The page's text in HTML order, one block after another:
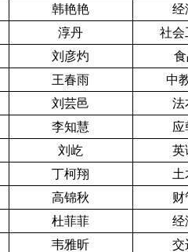
韩艳艳
经
淳丹
社会
刘彦灼
食
王春雨
中
刘芸邑
法
李知慧
应
刘屹
英
丁柯翔
土
高锦秋
财
杜菲菲
经
韦雅昕
交